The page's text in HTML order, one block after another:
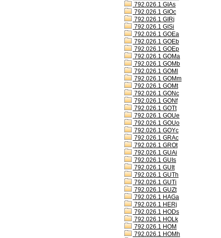
792.026.1 GIAs
792.026.1 GIOc
792.026.1 GIRj
792.026.1 GISi
792.026.1 GOEa
792.026.1 GOEb
792.026.1 GOEp
792.026.1 GOMa
792.026.1 GOMb
792.026.1 GOMl
792.026.1 GOMm
792.026.1 GOMt
792.026.1 GONc
792.026.1 GONf
792.026.1 GOTt
792.026.1 GOUe
792.026.1 GOUo
792.026.1 GOYc
792.026.1 GRAc
792.026.1 GROt
792.026.1 GUAi
792.026.1 GUIs
792.026.1 GUIt
792.026.1 GUTh
792.026.1 GUTi
792.026.1 GUZt
792.026.1 HAGa
792.026.1 HERj
792.026.1 HODs
792.026.1 HOLk
792.026.1 HOM
792.026.1 HOMh